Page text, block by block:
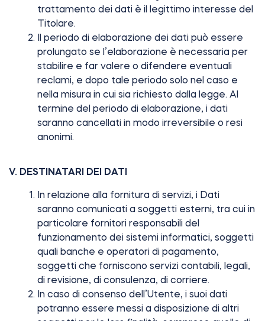
trattamento dei dati è il legittimo interesse del
Titolare.
Il periodo di elaborazione dei dati può essere
prolungato se l’elaborazione è necessaria per
stabilire e far valere o difendere eventuali
reclami, e dopo tale periodo solo nel caso e
nella misura in cui sia richiesto dalla legge. Al
termine del periodo di elaborazione, i dati
saranno cancellati in modo irreversibile o resi
anonimi.
V. DESTINATARI DEI DATI
In relazione alla fornitura di servizi, i Dati
saranno comunicati a soggetti esterni, tra cui in
particolare fornitori responsabili del
funzionamento dei sistemi informatici, soggetti
quali banche e operatori di pagamento,
soggetti che forniscono servizi contabili, legali,
di revisione, di consulenza, di corriere.
In caso di consenso dell’Utente, i suoi dati
potranno essere messi a disposizione di altri